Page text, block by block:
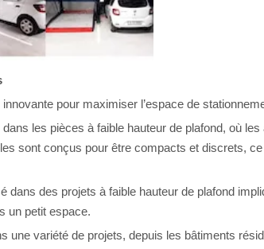
pour maximiser l’espace de
les pièces à faible hauteur de plafond, où
sont conçus pour être compacts et discrets,
des projets à faible hauteur de plafond
un petit espace.
une variété de projets, depuis les bâtiments